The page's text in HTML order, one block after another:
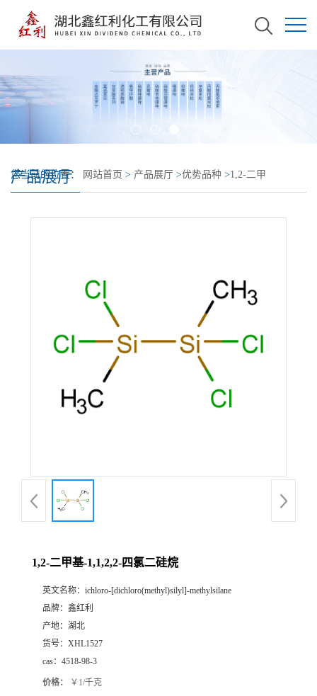
产品展厅
您当前的位置： 网站首页 > 产品展厅 >优势品种 >1,2-二甲
1,2-二甲基-1,1,2,2-四氯二硅烷
英文名称： ichloro-[dichloro(methyl)silyl]-methylsilane
品牌： 鑫红利
产地： 湖北
货号： XHL1527
cas： 4518-98-3
价格： ￥1/千克